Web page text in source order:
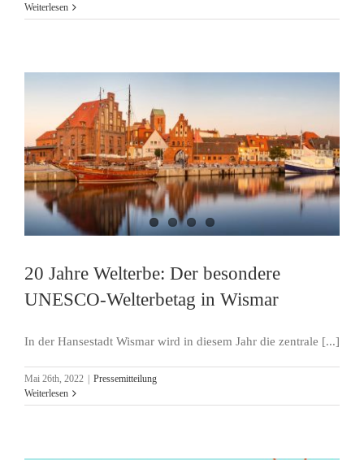
Weiterlesen
20 Jahre Welterbe: Der besondere
UNESCO-Welterbetag in Wismar
In der Hansestadt Wismar wird in diesem Jahr die zentrale [...]
Mai 26th, 2022
Pressemitteilung
Weiterlesen